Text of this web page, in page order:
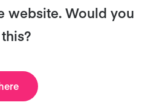
website. Would you